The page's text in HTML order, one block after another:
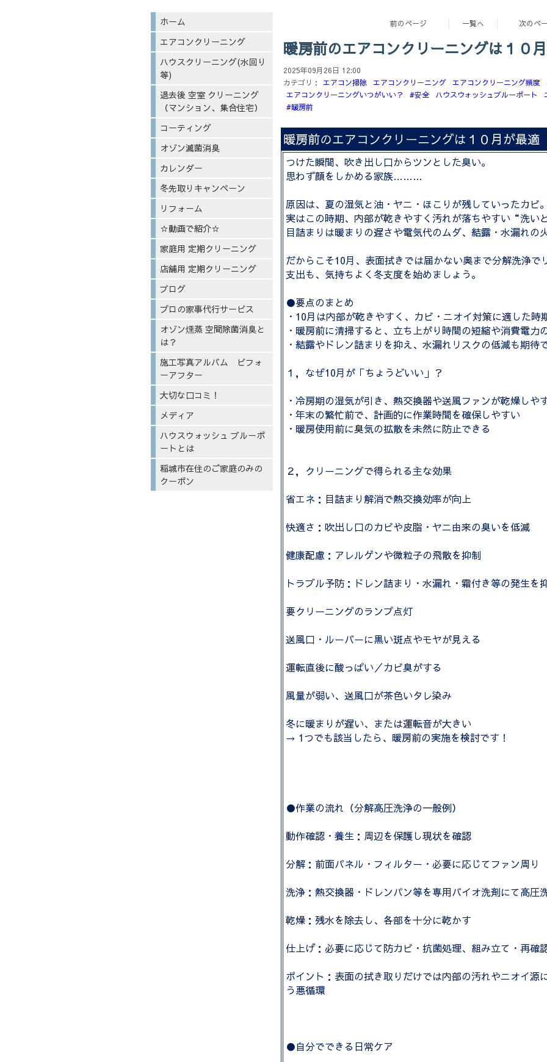
前のページ 一覧へ 次のペ
暖房前のエアコンクリーニングは１０
2025年09月26日 12:00
カテゴリ：
エアコン掃除 エアコンクリーニング エアコンクリーニング頻度
エアコンクリーニングいつがいい？
#安全 ハウスウォッシュブルーポート
#暖房前
暖房前のエアコンクリーニングは１０月が最適
つけた瞬間、吹き出し口からツンとした臭い。
思わず顔をしかめる家族………
原因は、夏の湿気と油・ヤニ・ほこりが残していったカビ
実はこの時期、内部が乾きやすく汚れが落ちやすい“洗い
目詰まりは暖まりの遅さや電気代のムダ、結露・水漏れの
だからこそ10月、表面拭きでは届かない奥まで分解洗浄で
支出も、気持ちよく冬支度を始めましょう。
●要点のまとめ
・10月は内部が乾きやすく、カビ・ニオイ対策に適した時
・暖房前に清掃すると、立ち上がり時間の短縮や消費電力
・結露やドレン詰まりを抑え、水漏れリスクの低減も期待
１，なぜ10月が「ちょうどいい」？
・冷房期の湿気が引き、熱交換器や送風ファンが乾燥しや
・年末の繁忙前で、計画的に作業時間を確保しやすい
・暖房使用前に臭気の拡散を未然に防止できる
２，クリーニングで得られる主な効果
省エネ：目詰まり解消で熱交換効率が向上
快適さ：吹出し口のカビや皮脂・ヤニ由来の臭いを低減
健康配慮：アレルゲンや微粒子の飛散を抑制
トラブル予防：ドレン詰まり・水漏れ・霜付き等の発生を
要クリーニングのランプ点灯
送風口・ルーバーに黒い斑点やモヤが見える
運転直後に酸っぱい／カビ臭がする
風量が弱い、送風口が茶色いタレ染み
冬に暖まりが遅い、または運転音が大きい
→ 1つでも該当したら、暖房前の実施を検討です！
●作業の流れ（分解高圧洗浄の一般例）
動作確認・養生：周辺を保護し現状を確認
分解：前面パネル・フィルター・必要に応じてファン周り
洗浄：熱交換器・ドレンパン等を専用バイオ洗剤にて高圧
乾燥：残水を除去し、各部を十分に乾かす
仕上げ：必要に応じて防カビ・抗菌処理、組み立て・再確
ポイント：表面の拭き取りだけでは内部の汚れやニオイ源
う悪循環
●自分でできる日常ケア
ホーム
エアコンクリーニング
ハウスクリーニング(水回り
等)
退去後 空室 クリーニング
（マンション、集合住宅）
コーティング
オゾン滅菌消臭
カレンダー
冬先取りキャンペーン
リフォーム
☆動画で紹介☆
家庭用 定期クリーニング
店舗用 定期クリーニング
ブログ
プロの家事代行サービス
オゾン燻蒸 空間除菌消臭と
は？
施工写真アルバム ビフォ
ーアフター
大切な口コミ！
メディア
ハウスウォッシュ ブルーポ
ートとは
稲城市在住のご家庭のみの
クーポン